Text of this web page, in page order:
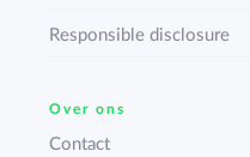
Responsible disclosure
Over ons
Contact